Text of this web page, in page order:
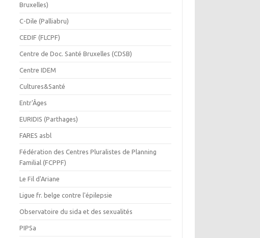
Bruxelles)
C-Dile (Palliabru)
CEDIF (FLCPF)
Centre de Doc. Santé Bruxelles (CDSB)
Centre IDEM
Cultures&Santé
Entr'Âges
EURIDIS (Parthages)
FARES asbl
Fédération des Centres Pluralistes de Planning
Familial (FCPPF)
Le Fil d'Ariane
Ligue fr. belge contre l'épilepsie
Observatoire du sida et des sexualités
PIPSa